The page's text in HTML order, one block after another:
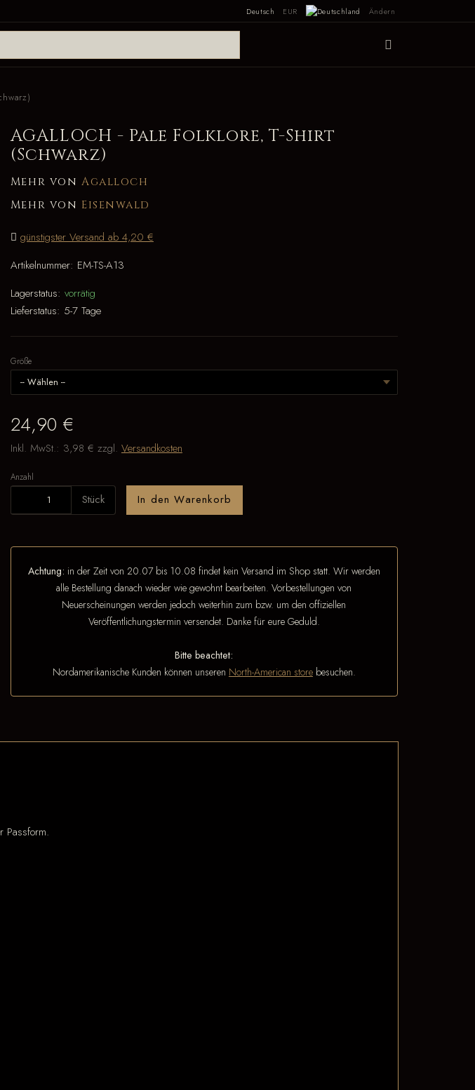
Deutsch EUR Ändern
AGALLOCH - Pale Folklore, T-Shirt
(Schwarz)
Mehr von Agalloch
Mehr von Eisenwald
günstigster Versand ab 4,20 €
Artikelnummer: EM-TS-A13
Lagerstatus: vorrätig
Lieferstatus: 5-7 Tage
Größe
24,90 €
Inkl. MwSt.: 3,98 € zzgl. Versandkosten
Anzahl
Stück In den Warenkorb
Achtung: in der Zeit von 20.07 bis 10.08 findet kein Versand im Shop statt. Wir werden
alle Bestellung danach wieder wie gewohnt bearbeiten. Vorbestellungen von
Neuerscheinungen werden jedoch weiterhin zum bzw. um den offiziellen
Veröffentlichungstermin versendet. Danke für eure Geduld.
Bitte beachtet:
Nordamerikanische Kunden können unseren North-American storebesuchen.
Passform.